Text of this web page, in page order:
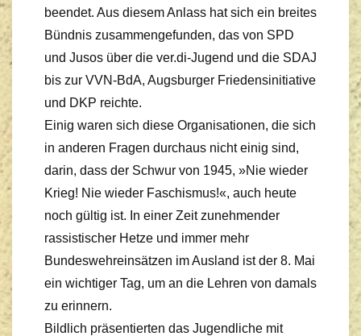
beendet. Aus diesem Anlass hat sich ein breites
Bündnis zusammengefunden, das von SPD
und Jusos über die ver.di-Jugend und die SDAJ
bis zur VVN-BdA, Augsburger Friedensinitiative
und DKP reichte.
Einig waren sich diese Organisationen, die sich
in anderen Fragen durchaus nicht einig sind,
darin, dass der Schwur von 1945, »Nie wieder
Krieg! Nie wieder Faschismus!«, auch heute
noch gültig ist. In einer Zeit zunehmender
rassistischer Hetze und immer mehr
Bundeswehreinsätzen im Ausland ist der 8. Mai
ein wichtiger Tag, um an die Lehren von damals
zu erinnern.
Bildlich präsentierten das Jugendliche mit